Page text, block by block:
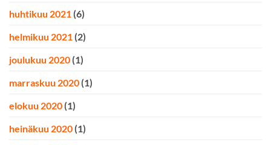
huhtikuu 2021 (6)
helmikuu 2021 (2)
joulukuu 2020 (1)
marraskuu 2020 (1)
elokuu 2020 (1)
heinäkuu 2020 (1)